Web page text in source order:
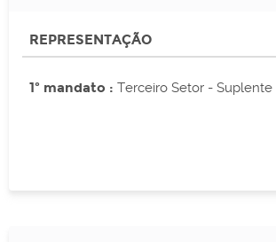
REPRESENTAÇÃO
1º mandato : Terceiro Setor - Suplente